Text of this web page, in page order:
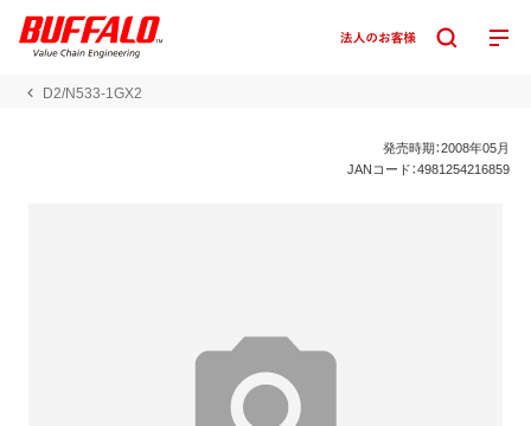
D2/N533-1GX2
発売時期：2008年05月
JANコード：4981254216859